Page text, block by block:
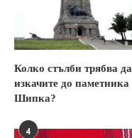
Колко стълби трябва да
изкачите до паметника
Шипка?
4